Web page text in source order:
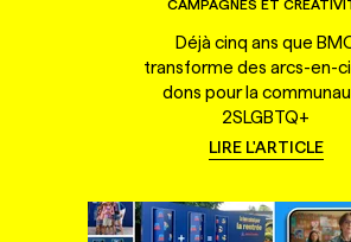
CAMPAGNES ET
Déjà cinq ans que
transforme des arcs-en-
dons pour la
2SLGBTQ+
LIRE L'ARTICLE